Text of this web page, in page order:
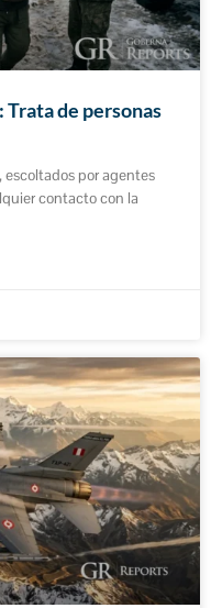
Trata de personas
escoltados por agentes
contacto con la